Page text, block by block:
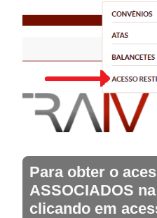
Para obter o
ASSOCIADOS
clicando em